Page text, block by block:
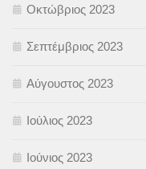
Οκτώβριος 2023
Σεπτέμβριος 2023
Αύγουστος 2023
Ιούλιος 2023
Ιούνιος 2023